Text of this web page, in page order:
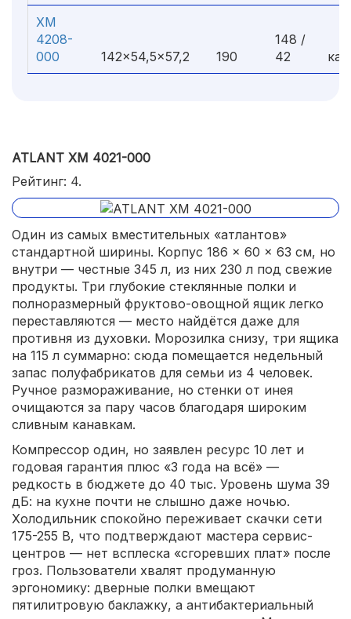
ХМ
4208-
000
142×54,5×57,2 190
148 /
42
ATLANT ХМ 4021-000
Рейтинг: 4.
Один из самых вместительных «атлантов»
стандартной ширины. Корпус 186 × 60 × 63 см, но
внутри — честные 345 л, из них 230 л под свежие
продукты. Три глубокие стеклянные полки и
полноразмерный фруктово-овощной ящик легко
переставляются — место найдётся даже для
противня из духовки. Морозилка снизу, три ящика
на 115 л суммарно: сюда помещается недельный
запас полуфабрикатов для семьи из 4 человек.
Ручное размораживание, но стенки от инея
очищаются за пару часов благодаря широким
сливным канавкам.
Компрессор один, но заявлен ресурс 10 лет и
годовая гарантия плюс «3 года на всё» —
редкость в бюджете до 40 тыс. Уровень шума 39
дБ: на кухне почти не слышно даже ночью.
Холодильник спокойно переживает скачки сети
175-255 В, что подтверждают мастера сервис-
центров — нет всплеска «сгоревших плат» после
гроз. Пользователи хвалят продуманную
эргономику: дверные полки вмещают
пятилитровую баклажку, а антибактериальный